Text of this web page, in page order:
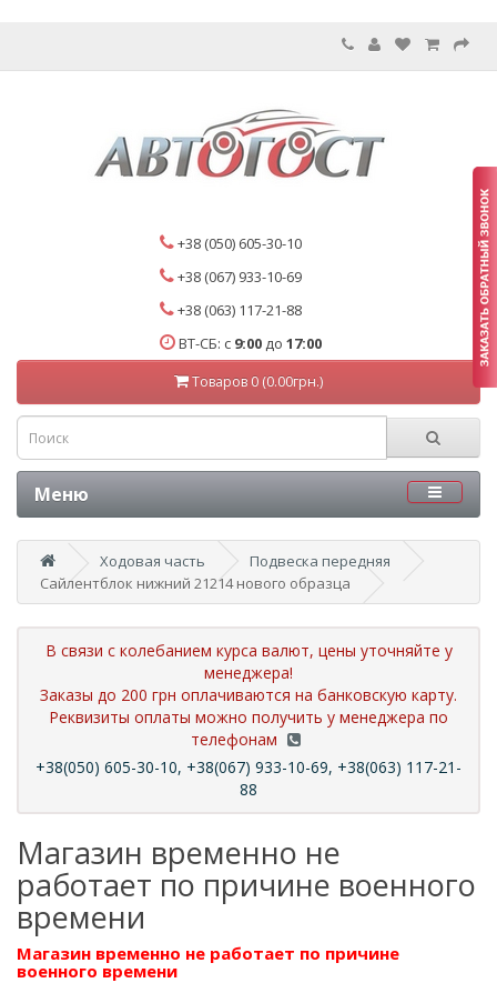
+38 (050) 605-30-10
+38 (067) 933-10-69
+38 (063) 117-21-88
ВТ-СБ: с 9:00 до 17:00
Товаров 0 (0.00грн.)
Меню
Ходовая часть
Подвеска передняя
Сайлентблок нижний 21214 нового образца
В связи с колебанием курса валют, цены уточняйте у
менеджера!
Заказы до 200 грн оплачиваются на банковскую карту.
Реквизиты оплаты можно получить у менеджера по
телефонам
+38(050) 605-30-10, +38(067) 933-10-69, +38(063) 117-21-
88
Магазин временно не
работает по причине военного
времени
Магазин временно не работает по причине
военного времени